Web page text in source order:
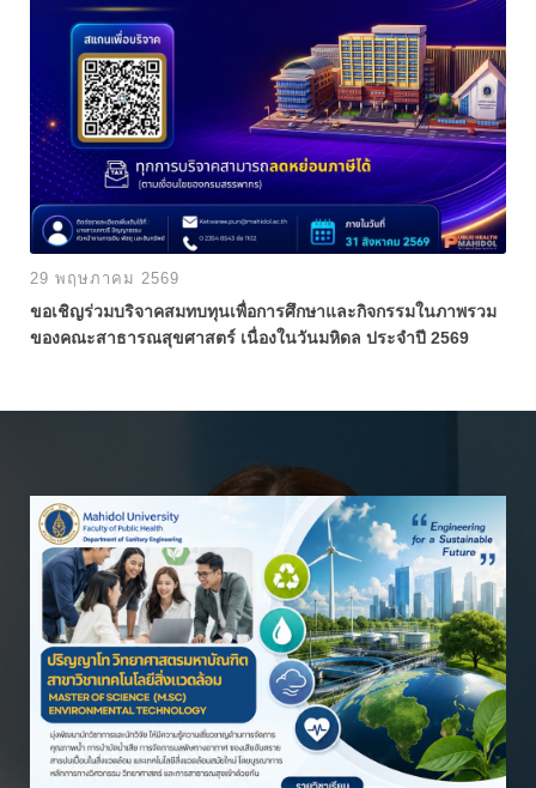
29 พฤษภาคม 2569
ขอเชิญร่วมบริจาคสมทบทุนเพื่อการศึกษาและกิจกรรมในภาพรวม
ของคณะสาธารณสุขศาสตร์ เนื่องในวันมหิดล ประจำปี 2569